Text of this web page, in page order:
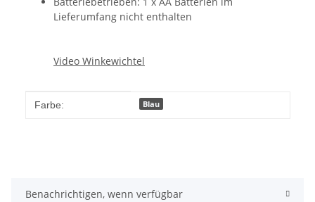
Lieferumfang nicht enthalten
Video Winkewichtel
Produkteigenschaft
Wert
Farbe: Blau
Benachrichtigen, wenn verfügbar